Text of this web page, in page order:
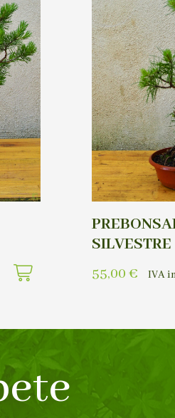
SILVESTRE
55,00 € IVA